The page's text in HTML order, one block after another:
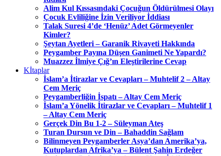
Alim Kul Kıssasındaki Çocuğun Öldürülmesi Olayı
Çocuk Evliliğine İzin Veriliyor İddiası
Talak Suresi 4’de ‘Henüz’ Adet Görmeyenler
Kimler?
Şeytan Ayetleri – Garanik Rivayeti Hakkında
Peygamber Payına Düşen Ganimeti Ne Yapardı?
Muazzez İlmiye Çığ’ın Eleştirilerine Cevap
Kİtaplar
İslam’a İtirazlar ve Cevapları – Muhtelif 2 – Altay
Cem Meriç
Peygamberliğin İspatı – Altay Cem Meriç
İslam’a Yönelik İtirazlar ve Cevapları – Muhtelif 1
– Altay Cem Meriç
Gerçek Din Bu 1-2 – Süleyman Ateş
Turan Dursun ve Din – Bahaddin Sağlam
Bilinmeyen Peygamberler Asya’dan Amerika’ya,
Kutuplardan Afrika’ya – Bülent Şahin Erdeğer